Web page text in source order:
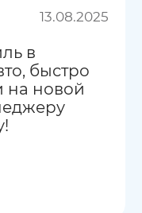
13.08.2025
в
быстро
на новой